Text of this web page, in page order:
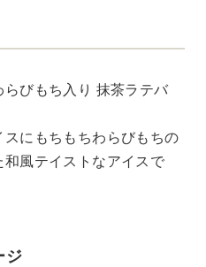
びもち入り 抹茶ラテバ
にもちもちわらびもちの
風テイストなアイスで
ジ